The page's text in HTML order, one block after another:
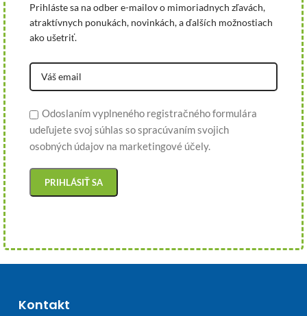
Prihláste sa na odber e-mailov o mimoriadnych zľavách,
atraktívnych ponukách, novinkách, a ďalších možnostiach
ako ušetriť.
Odoslaním vyplneného registračného formulára
udeľujete svoj súhlas so spracúvaním svojich
osobných údajov na marketingové účely.
Kontakt